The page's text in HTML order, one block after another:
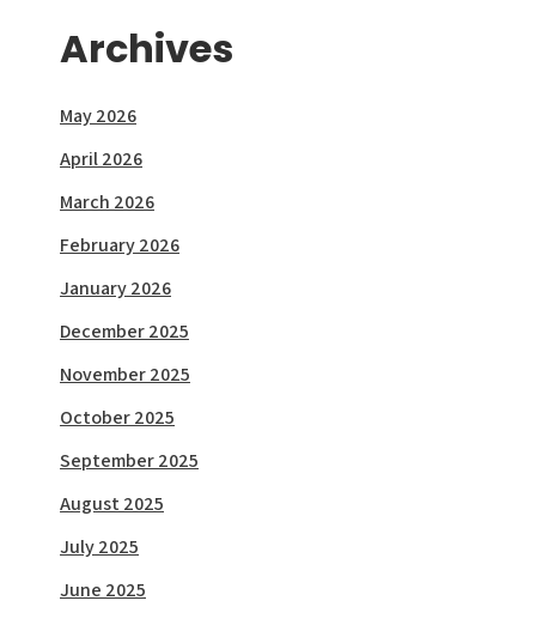
Archives
May 2026
April 2026
March 2026
February 2026
January 2026
December 2025
November 2025
October 2025
September 2025
August 2025
July 2025
June 2025